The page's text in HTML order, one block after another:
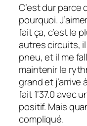
C’est dur parce
pourquoi.
fait ça, c’est le
autres circuits,
pneu, et il me
maintenir le
grand et j’arrive
fait 1’37.0 avec
positif. Mais
compliqué.